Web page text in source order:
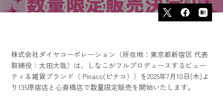
株式会社ダイヤコーポレーション（所在地：東京都新宿区 代表
取締役：太田大哉）は、しなこがフルプロデュースするビュー
ティ＆雑貨ブランド〈 Pinaco(ピナコ）〉を2025年7月10日(木)よ
り135原宿店と心斎橋店で数量限定販売を開始いたします。